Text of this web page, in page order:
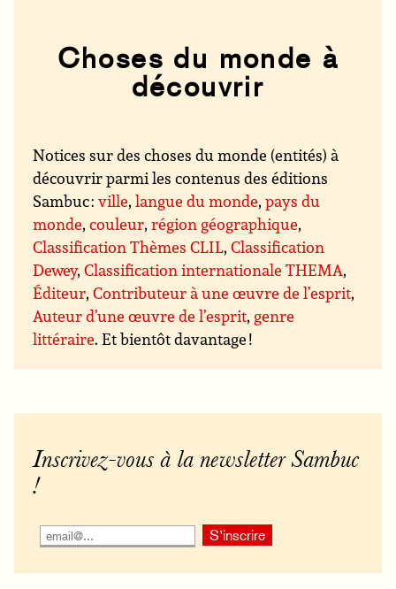
Choses du monde à
découvrir
Notices sur des choses du monde (entités) à
découvrir parmi les contenus des éditions
Sambuc :ville,langue du monde,pays du
monde,couleur,région géographique,
Classification Thèmes CLIL,Classification
Dewey,Classification internationale THEMA,
Éditeur,Contributeur à une œuvre de l’esprit,
Auteur d’une œuvre de l’esprit, genre
littéraire. Et bientôt davantage !
Inscrivez-vous à la newsletter Sambuc
!